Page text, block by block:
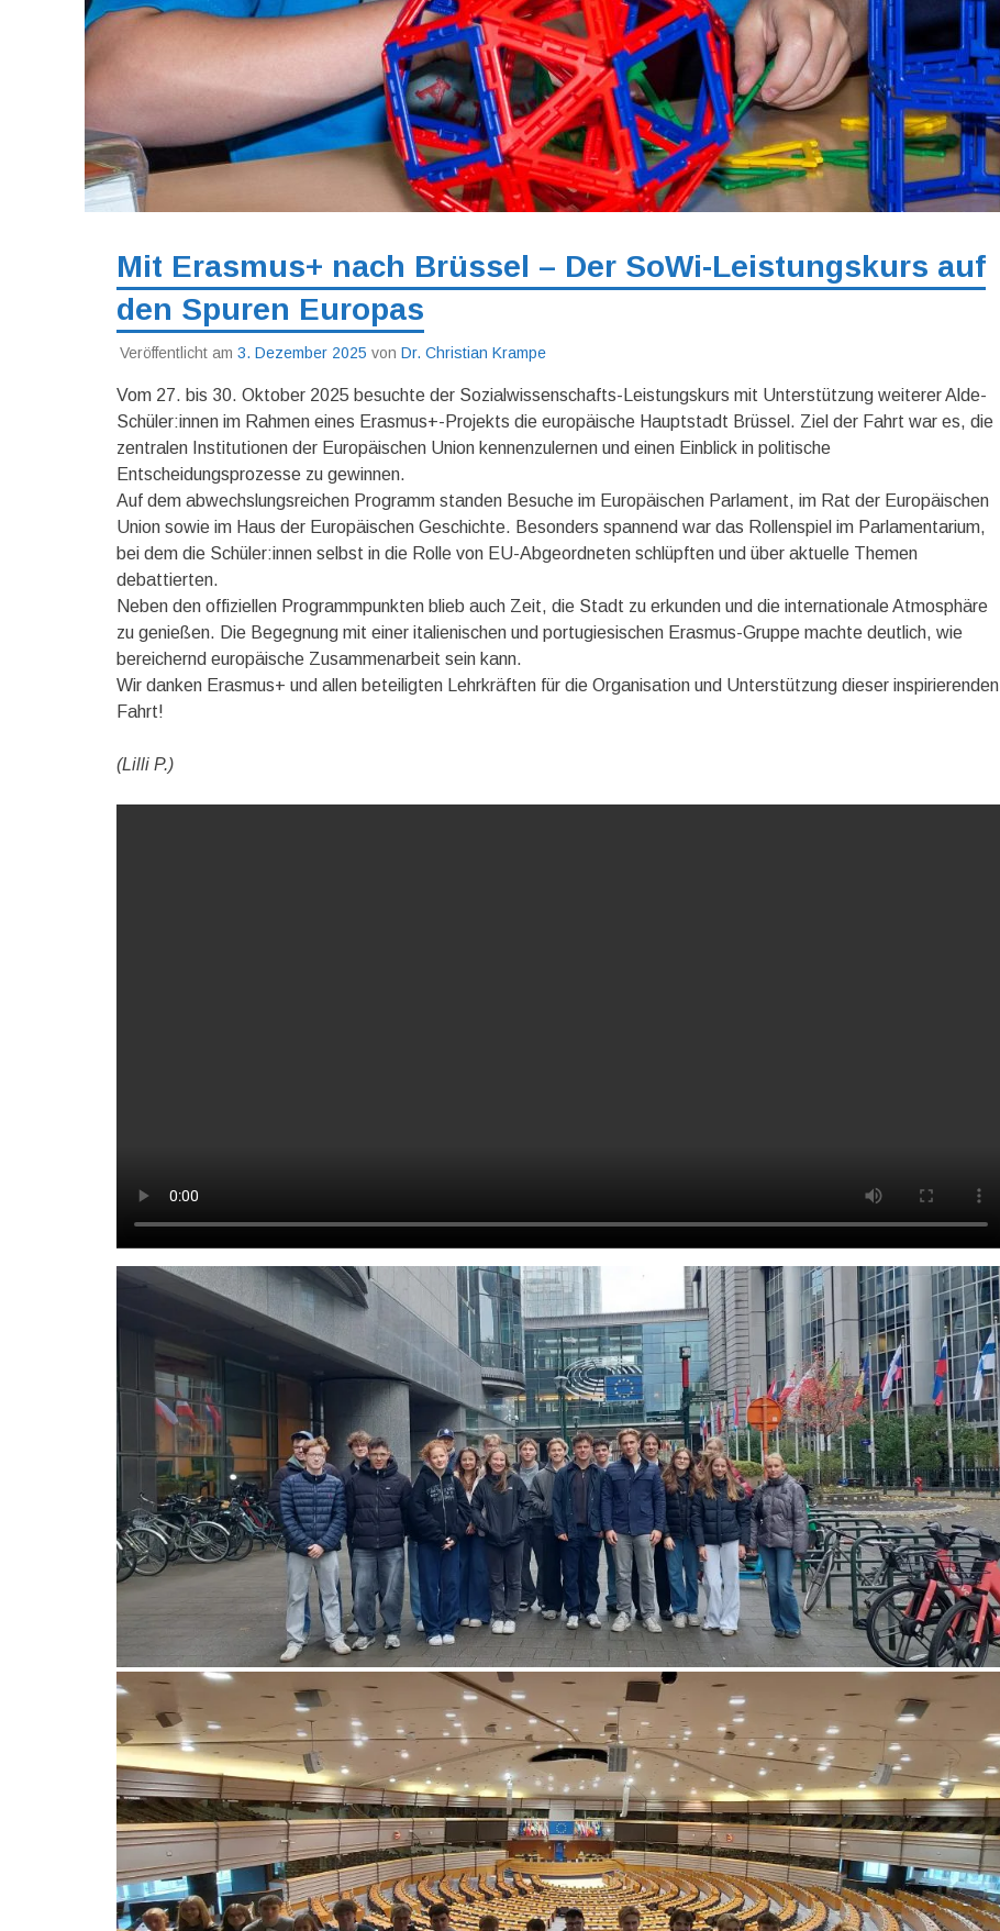
Mit Erasmus+ nach Brüssel – Der SoWi-Leistungskurs auf
den Spuren Europas
Veröffentlicht am 3. Dezember 2025 von Dr. Christian Krampe
Vom 27. bis 30. Oktober 2025 besuchte der Sozialwissenschafts-Leistungskurs mit Unterstützung weiterer Alde-
Schüler:innen im Rahmen eines Erasmus+-Projekts die europäische Hauptstadt Brüssel. Ziel der Fahrt war es, die
zentralen Institutionen der Europäischen Union kennenzulernen und einen Einblick in politische
Entscheidungsprozesse zu gewinnen.
Auf dem abwechslungsreichen Programm standen Besuche im Europäischen Parlament, im Rat der Europäischen
Union sowie im Haus der Europäischen Geschichte. Besonders spannend war das Rollenspiel im Parlamentarium,
bei dem die Schüler:innen selbst in die Rolle von EU-Abgeordneten schlüpften und über aktuelle Themen
debattierten.
Neben den offiziellen Programmpunkten blieb auch Zeit, die Stadt zu erkunden und die internationale Atmosphäre
zu genießen. Die Begegnung mit einer italienischen und portugiesischen Erasmus-Gruppe machte deutlich, wie
bereichernd europäische Zusammenarbeit sein kann.
Wir danken Erasmus+ und allen beteiligten Lehrkräften für die Organisation und Unterstützung dieser inspirierenden
Fahrt!
(Lilli P.)